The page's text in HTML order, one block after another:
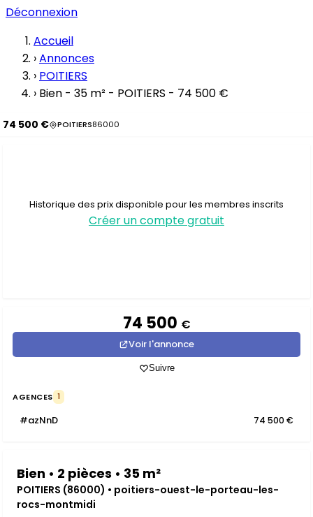
Déconnexion
Accueil
›Annonces
› POITIERS
› Bien - 35 m² - POITIERS - 74 500 €
74 500 € POITIERS86000
Historique des prix disponible pour les membres inscrits
Créer un compte gratuit
74 500 €
Voir l'annonce
Suivre
AGENCES 1
#azNnD 74 500 €
Bien • 2 pièces • 35 m²
POITIERS (86000) • poitiers-ouest-le-porteau-les-
rocs-montmidi